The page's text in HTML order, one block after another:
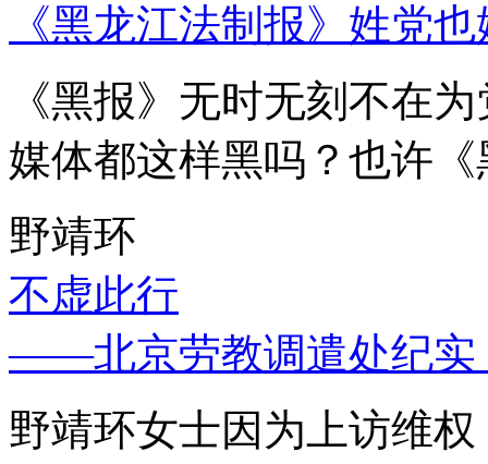
《黑龙江法制报》姓党
《黑报》无时无刻不在
媒体都这样黑吗？也许
野靖环
不虚此行
——北京劳教调遣处纪实
野靖环女士因为上访维